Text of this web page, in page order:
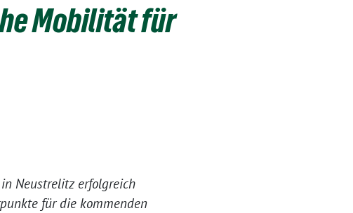
Mobilität für
Neustrelitz erfolgreich
für die kommenden